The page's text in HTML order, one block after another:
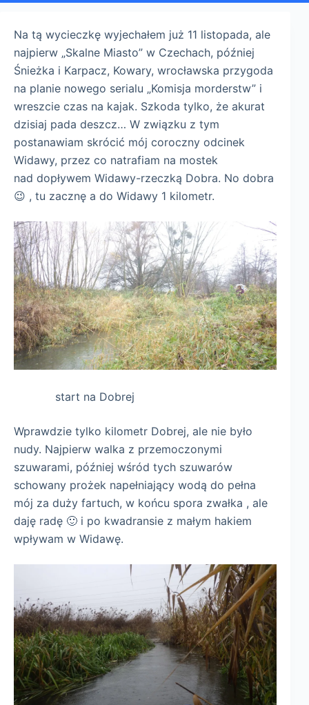
Na tą wycieczkę wyjechałem już 11 listopada, ale
najpierw „Skalne Miasto” w Czechach, później
Śnieżka i Karpacz, Kowary, wrocławska przygoda
na planie nowego serialu „Komisja morderstw” i
wreszcie czas na kajak. Szkoda tylko, że akurat
dzisiaj pada deszcz… W związku z tym
postanawiam skrócić mój coroczny odcinek
Widawy, przez co natrafiam na mostek
nad dopływem Widawy-rzeczką Dobra. No dobra
😉 , tu zacznę a do Widawy 1 kilometr.
start na Dobrej
Wprawdzie tylko kilometr Dobrej, ale nie było
nudy. Najpierw walka z przemoczonymi
szuwarami, później wśród tych szuwarów
schowany prożek napełniający wodą do pełna
mój za duży fartuch, w końcu spora zwałka , ale
daję radę 🙂 i po kwadransie z małym hakiem
wpływam w Widawę.